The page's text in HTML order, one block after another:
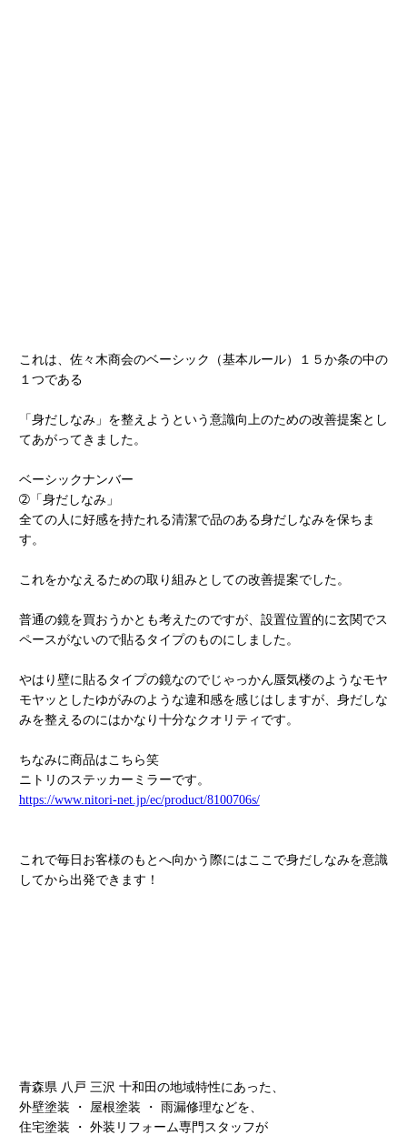
これは、佐々木商会のベーシック（基本ルール）１５か条の中の
１つである
「身だしなみ」を整えようという意識向上のための改善提案とし
てあがってきました。
ベーシックナンバー
➁「身だしなみ」
全ての人に好感を持たれる清潔で品のある身だしなみを保ちま
す。
これをかなえるための取り組みとしての改善提案でした。
普通の鏡を買おうかとも考えたのですが、設置位置的に玄関でス
ペースがないので貼るタイプのものにしました。
やはり壁に貼るタイプの鏡なのでじゃっかん蜃気楼のようなモヤ
モヤッとしたゆがみのような違和感を感じはしますが、身だしな
みを整えるのにはかなり十分なクオリティです。
ちなみに商品はこちら笑
ニトリのステッカーミラーです。
https://www.nitori-net.jp/ec/product/8100706s/
これで毎日お客様のもとへ向かう際にはここで身だしなみを意識
してから出発できます！
青森県 八戸 三沢 十和田の地域特性にあった、
外壁塗装 ・ 屋根塗装 ・ 雨漏修理などを、
住宅塗装 ・ 外装リフォーム専門スタッフが